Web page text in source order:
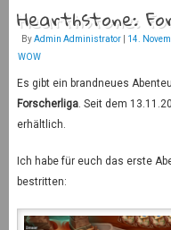
Hearthstone:
ByAdmin Administrator 14.
WOW
Es gibt ein brandneues
Forscherliga. Seit dem
erhältlich.
Ich habe für euch das erste
bestritten: